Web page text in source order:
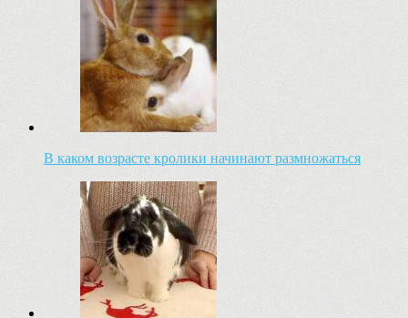
В каком возрасте кролики начинают размножаться